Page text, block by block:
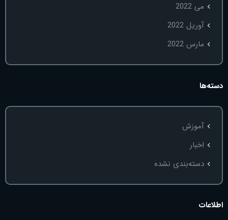
می 2022
آوریل 2022
مارس 2022
دسته‌ها
آموزش
اخبار
دسته‌بندی نشده
اطلاعات